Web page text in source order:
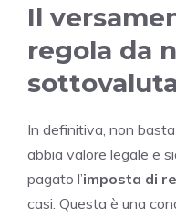
Il
regola da
In definitiva, non
abbia valore legale e
pagato l’imposta di
casi. Questa è una